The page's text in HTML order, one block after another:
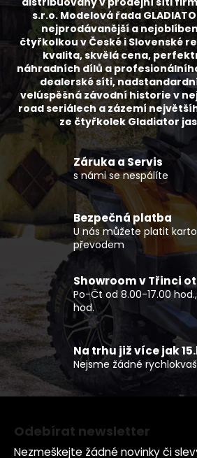
s.r.o. Modelová řada
nejprodávanější a
čtyřkolkou v České i Slovenské
kvalita, skvělá cena,
náhradních dílů a
dealerské síti,
velúspěšná závodní historie v
road seriálech a zázemí
ze čtyřkolek Gladiator
Záruka a Servis
s námi se nespálíte
Bezpečná platba
U nás můžete platit
převodem
Showroom v Třinci
Po-Čt od 8.00-17.00
hod.
Na trhu již více jak
Nejsme žádné
Odebírat newsletter
Nezmeškejte žádné novinky či